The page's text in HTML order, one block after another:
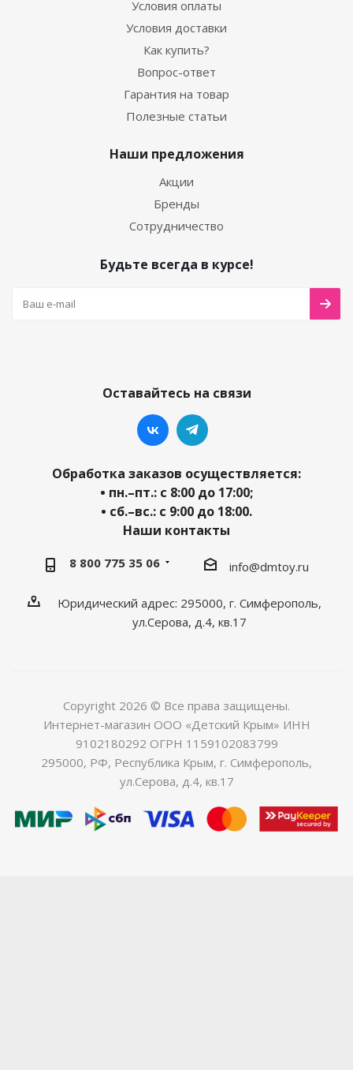
Условия оплаты
Условия доставки
Как купить?
Вопрос-ответ
Гарантия на товар
Полезные статьи
Наши предложения
Акции
Бренды
Сотрудничество
Будьте всегда в курсе!
Оставайтесь на связи
Обработка заказов осуществляется:
• пн.–пт.: с 8:00 до 17:00;
• сб.–вс.: с 9:00 до 18:00.
Наши контакты
8 800 775 35 06 info@dmtoy.ru
Юридический адрес: 295000, г. Симферополь,
ул.Серова, д.4, кв.17
Copyright 2026 © Все права защищены.
Интернет-магазин ООО «Детский Крым» ИНН
9102180292 ОГРН 1159102083799
295000, РФ, Республика Крым, г. Симферополь,
ул.Серова, д.4, кв.17